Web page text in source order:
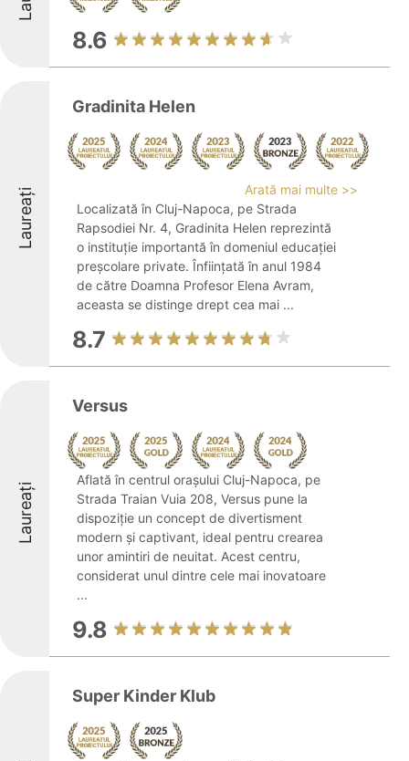
8.6
Laureați
Gradinita Helen
Arată mai multe >>
Localizată în Cluj-Napoca, pe Strada
Rapsodiei Nr. 4, Gradinita Helen reprezintă
o instituție importantă în domeniul educației
preșcolare private. Înființată în anul 1984
de către Doamna Profesor Elena Avram,
aceasta se distinge drept cea mai ...
8.7
Laureați
Versus
Aflată în centrul orașului Cluj-Napoca, pe
Strada Traian Vuia 208, Versus pune la
dispoziție un concept de divertisment
modern și captivant, ideal pentru crearea
unor amintiri de neuitat. Acest centru,
considerat unul dintre cele mai inovatoare
...
9.8
Super Kinder Klub